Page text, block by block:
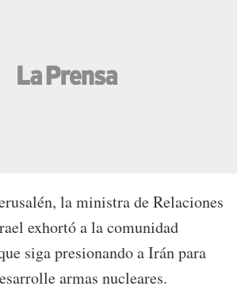
la ministra de Relaciones
exhortó a la comunidad
siga presionando a Irán para
armas nucleares.